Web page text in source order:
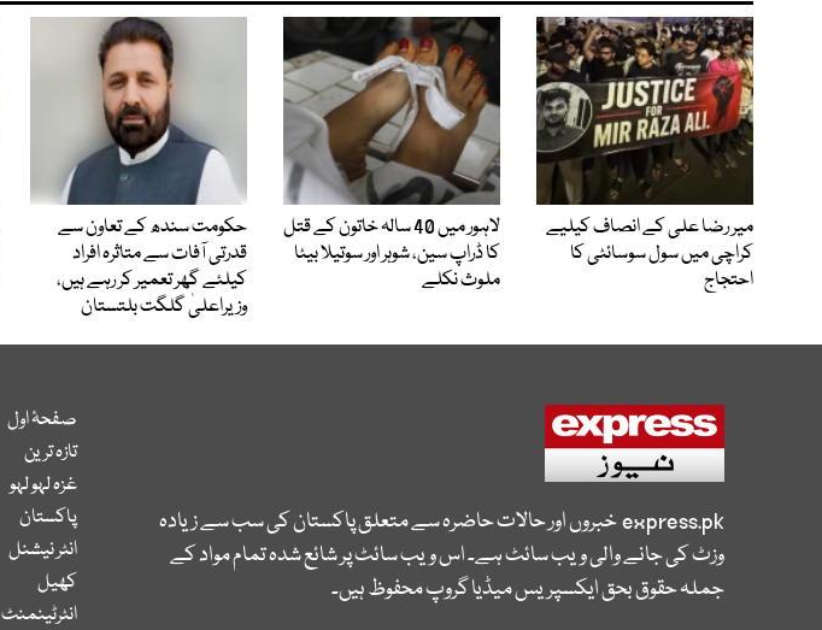
میر رضا علی کے انصاف کیلیے
کراچی میں سول سوسائٹی کا
احتجاج
لاہور میں 40 سالہ خاتون کے قتل
کا ڈراپ سین، شوہر اور سوتیلا بیٹا
ملوث نکلے
حکومت سندھ کے تعاون سے
قدرتی آفات سے متاثرہ افراد
کیلئے گھر تعمیر کر رہے ہیں،
وزیراعلیٰ گلگت بلتستان
express.pkخبروں اور حالات حاضرہ سے متعلق پاکستان کی سب سے زیادہ
وزٹ کی جانے والی ویب سائٹ ہے۔ اس ویب سائٹ پر شائع شدہ تمام مواد کے
جملہ حقوق بحق ایکسپریس میڈیا گروپ محفوظ ہیں۔
صفحۂ اول
تازہ ترین
غزہ لہو لہو
پاکستان
انٹر نیشنل
کھیل
انٹرٹینمنٹ